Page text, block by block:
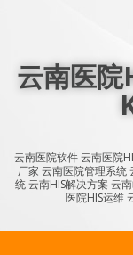
云南医院
云南医院软件 云南医院
厂家 云南医院管理系统
统 云南HIS解决方案 云
医院HIS运维